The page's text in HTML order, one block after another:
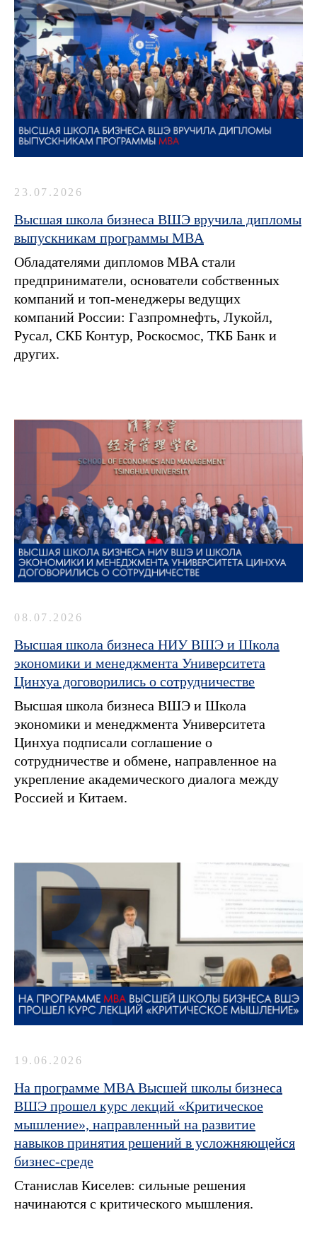
23.07.2026
Высшая школа бизнеса ВШЭ вручила дипломы
выпускникам программы MBA
Обладателями дипломов MBA стали
предприниматели, основатели собственных
компаний и топ-менеджеры ведущих
компаний России: Газпромнефть, Лукойл,
Русал, СКБ Контур, Роскосмос, ТКБ Банк и
других.
08.07.2026
Высшая школа бизнеса НИУ ВШЭ и Школа
экономики и менеджмента Университета
Цинхуа договорились о сотрудничестве
Высшая школа бизнеса ВШЭ и Школа
экономики и менеджмента Университета
Цинхуа подписали соглашение о
сотрудничестве и обмене, направленное на
укрепление академического диалога между
Россией и Китаем.
19.06.2026
На программе MBA Высшей школы бизнеса
ВШЭ прошел курс лекций «Критическое
мышление», направленный на развитие
навыков принятия решений в усложняющейся
бизнес-среде
Станислав Киселев: сильные решения
начинаются с критического мышления.